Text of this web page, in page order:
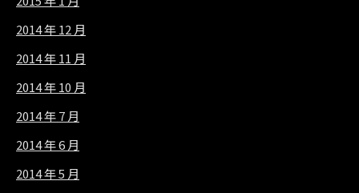
2014 年 12 月
2014 年 11 月
2014 年 10 月
2014 年 7 月
2014 年 6 月
2014 年 5 月